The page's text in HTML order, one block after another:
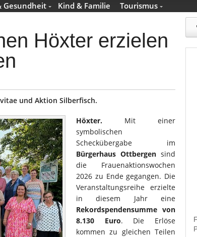
Gesundheit Kind & Familie Tourismus
Höxter erzielen
und Aktion Silberfisch.
Höxter. Mit einer
symbolischen
Scheckübergabe im
Bürgerhaus Ottbergen sind
die Frauenaktionswochen
2026 zu Ende gegangen. Die
Veranstaltungsreihe erzielte
in diesem Jahr eine
Rekordspendensumme von
8.130 Euro. Die Erlöse
kommen zu gleichen Teilen